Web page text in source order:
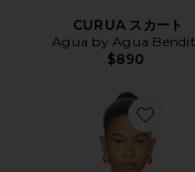
CURUA スカート
Agua by Agua
$890